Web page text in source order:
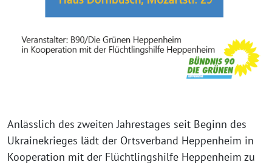
Anlässlich des zweiten Jahrestages seit Beginn des
Ukrainekrieges lädt der Ortsverband Heppenheim in
Kooperation mit der Flüchtlingshilfe Heppenheim zu